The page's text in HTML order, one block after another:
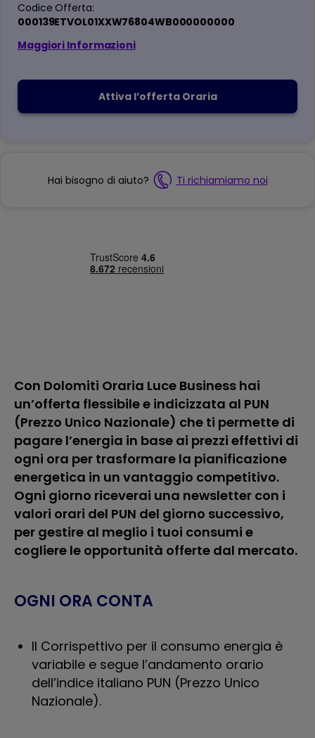
Codice Offerta:
000139ETVOL01XXW76804WB000000000
Maggiori Informazioni
Attiva l’offerta Oraria
Hai bisogno di aiuto? Ti richiamiamo noi
Con Dolomiti Oraria Luce Business hai
un’offerta flessibile e indicizzata al PUN
(Prezzo Unico Nazionale) che ti permette di
pagare l’energia in base ai prezzi effettivi di
ogni ora per trasformare la pianificazione
energetica in un vantaggio competitivo.
Ogni giorno riceverai una newsletter con i
valori orari del PUN del giorno successivo,
per gestire al meglio i tuoi consumi e
cogliere le opportunità offerte dal mercato.
OGNI ORA CONTA
Il Corrispettivo per il consumo energia è
variabile e segue l’andamento orario
dell’indice italiano PUN (Prezzo Unico
Nazionale).